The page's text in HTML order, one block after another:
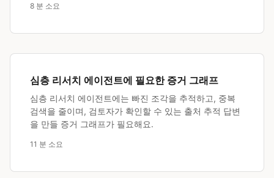
8 분 소요
심층 리서치 에이전트에 필요한 증거 그래프
심층 리서치 에이전트에는 빠진 조각을 추적하고, 중복
검색을 줄이며, 검토자가 확인할 수 있는 출처 추적 답변
을 만들 증거 그래프가 필요해요.
11 분 소요